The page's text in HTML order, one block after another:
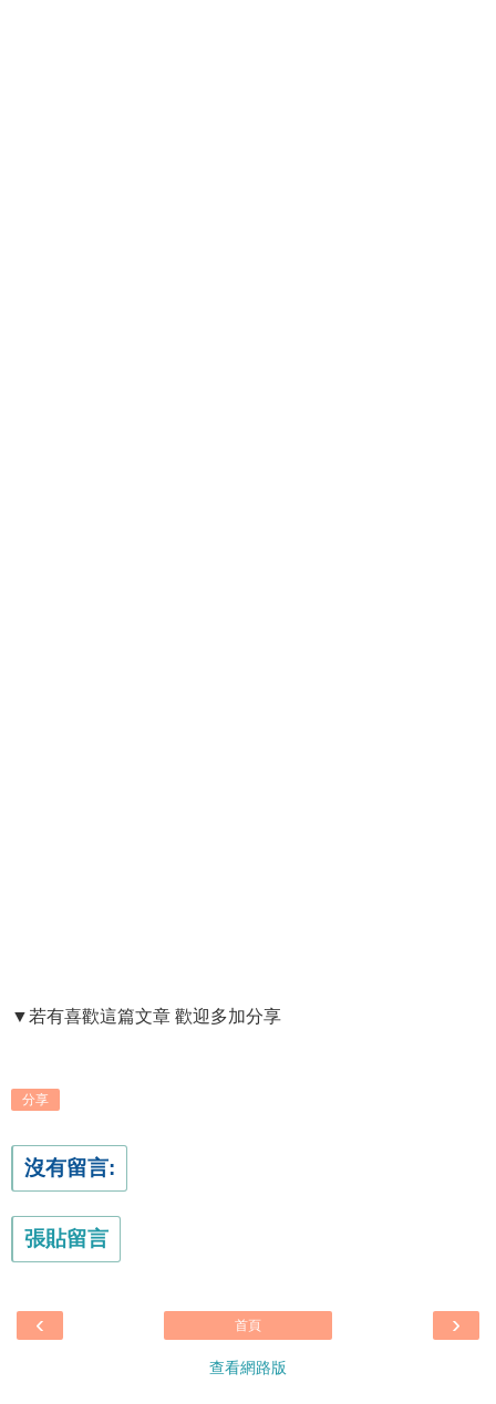
▼若有喜歡這篇文章 歡迎多加分享
分享
沒有留言:
張貼留言
‹ ›
首頁
查看網路版